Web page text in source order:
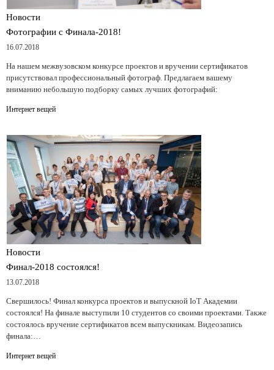
Новости
Фотографии с Финала-2018!
16.07.2018
На нашем межвузовском конкурсе проектов и вручении сертификатов
присутствовал профессиональный фотограф. Предлагаем вашему
вниманию небольшую подборку самых лучших фотографий:
Интернет вещей
Новости
Финал-2018 состоялся!
13.07.2018
Свершилось! Финал конкурса проектов и выпускной IoT Академии
состоялся! На финале выступили 10 студентов со своими проектами. Также
состоялось вручение сертификатов всем выпускникам. Видеозапись
финала:…
Интернет вещей